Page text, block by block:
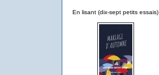
En lisant (dix-sept petits essais)